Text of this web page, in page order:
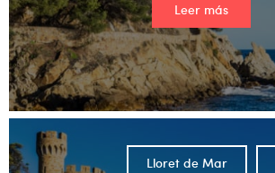
Leer más
Lloret de Mar